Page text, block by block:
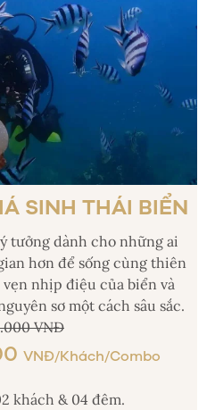
SINH THÁI BIỂN
tưởng dành cho những ai
hơn để sống cùng thiên
nhịp điệu của biển và
sơ một cách sâu sắc.
VNĐ
VNĐ/Khách/Combo
khách & 04 đêm.